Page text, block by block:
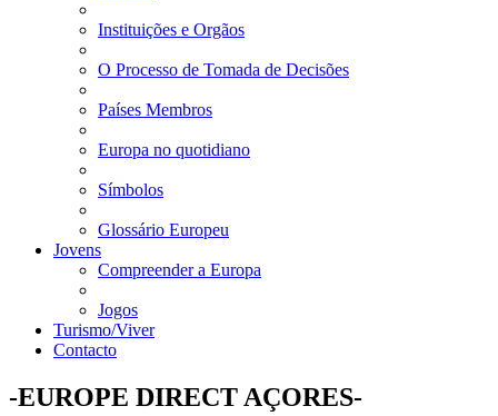
Instituições e Orgãos
O Processo de Tomada de Decisões
Países Membros
Europa no quotidiano
Símbolos
Glossário Europeu
Jovens
Compreender a Europa
Jogos
Turismo/Viver
Contacto
-EUROPE DIRECT AÇORES-